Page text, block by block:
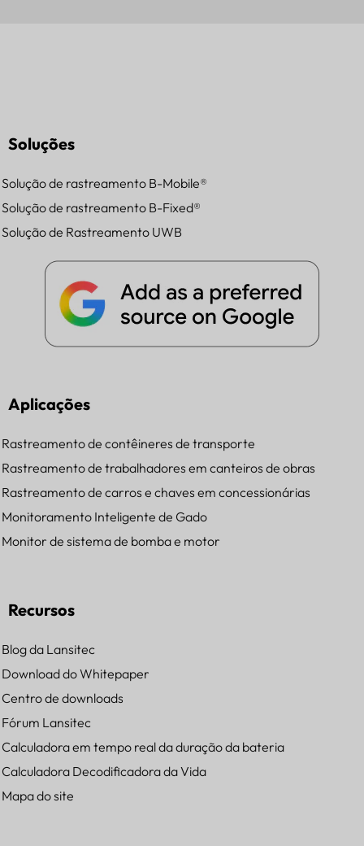
Soluções
Solução de rastreamento B-Mobile®
Solução de rastreamento B-Fixed®
Solução de Rastreamento UWB
Aplicações
Rastreamento de contêineres de transporte
Rastreamento de trabalhadores em canteiros de obras
Rastreamento de carros e chaves em concessionárias
Monitoramento Inteligente de Gado
Monitor de sistema de bomba e motor
Recursos
Blog da Lansitec
Download do Whitepaper
Centro de downloads
Fórum Lansitec
Calculadora em tempo real da duração da bateria
Calculadora Decodificadora da Vida
Mapa do site